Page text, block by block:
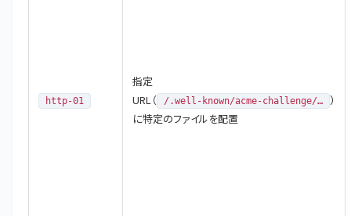
http-01
指定
URL（
/.well-known/acme-challenge/…
）
に特定のファイルを配置